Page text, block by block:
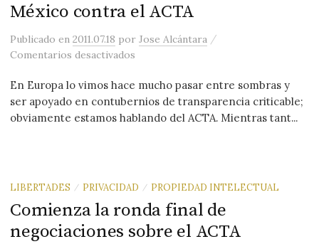
México contra el ACTA
Publicadoen2011.07.18 porJose Alcántara /
Comentarios desactivados
En Europa lo vimos hace mucho pasar entre sombras y
ser apoyado en contubernios de transparencia criticable;
obviamente estamos hablando del ACTA. Mientras tant...
LIBERTADES / PRIVACIDAD / PROPIEDAD INTELECTUAL
Comienza la ronda final de
negociaciones sobre el ACTA